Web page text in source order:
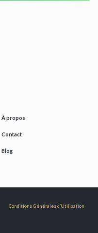
À propos
Contact
Blog
Conditions Générales d’Utilisation